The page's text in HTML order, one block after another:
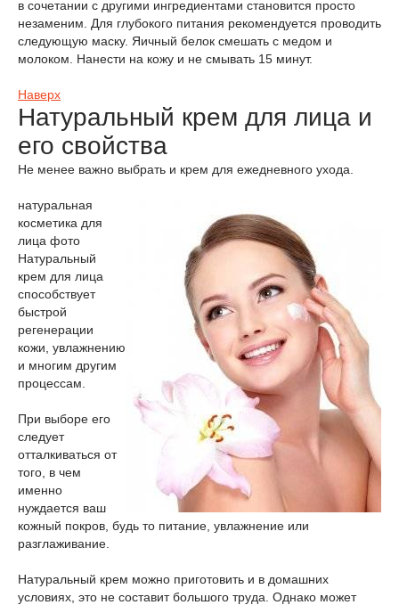
в сочетании с другими ингредиентами становится просто
незаменим. Для глубокого питания рекомендуется проводить
следующую маску. Яичный белок смешать с медом и
молоком. Нанести на кожу и не смывать 15 минут.
Наверх
Натуральный крем для лица и
его свойства
Не менее важно выбрать и крем для ежедневного ухода.
натуральная
косметика для
лица фото
Натуральный
крем для лица
способствует
быстрой
регенерации
кожи, увлажнению
и многим другим
процессам.
При выборе его
следует
отталкиваться от
того, в чем
именно
нуждается ваш
кожный покров, будь то питание, увлажнение или
разглаживание.
Натуральный крем можно приготовить и в домашних
условиях, это не составит большого труда. Однако может